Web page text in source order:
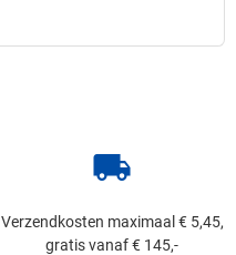
local_shipping
Verzendkosten maximaal € 5,45,
gratis vanaf € 145,-